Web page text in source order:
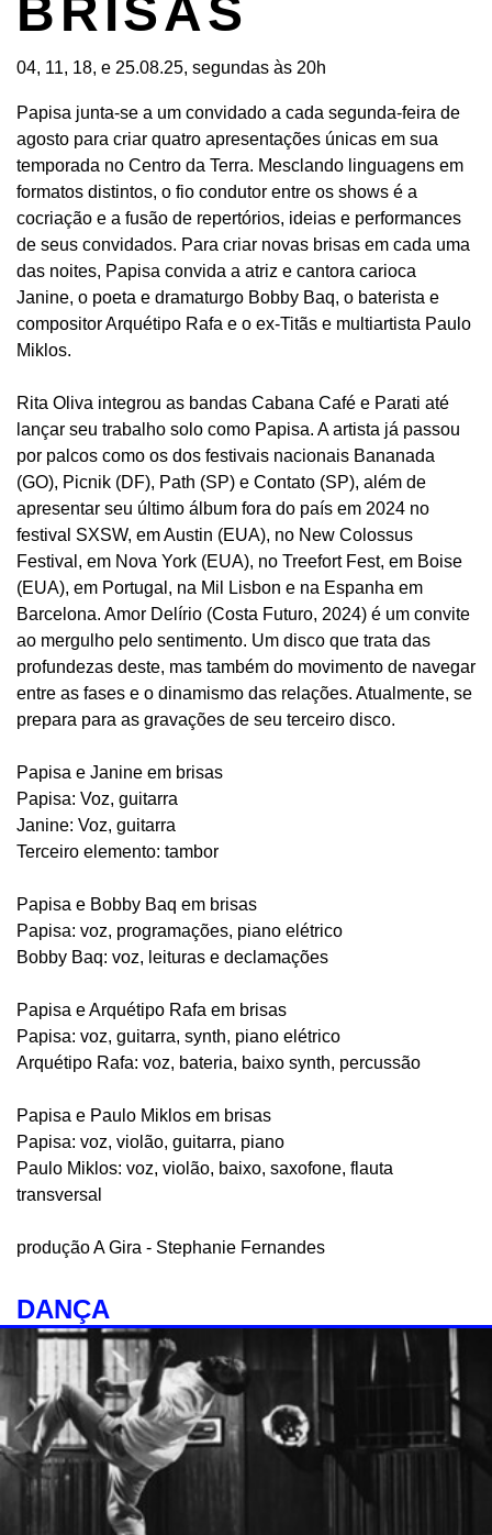
BRISAS
04, 11, 18, e 25.08.25, segundas às 20h
Papisa junta-se a um convidado a cada segunda-feira de
agosto para criar quatro apresentações únicas em sua
temporada no Centro da Terra. Mesclando linguagens em
formatos distintos, o fio condutor entre os shows é a
cocriação e a fusão de repertórios, ideias e performances
de seus convidados. Para criar novas brisas em cada uma
das noites, Papisa convida a atriz e cantora carioca
Janine, o poeta e dramaturgo Bobby Baq, o baterista e
compositor Arquétipo Rafa e o ex-Titãs e multiartista Paulo
Miklos.
Rita Oliva integrou as bandas Cabana Café e Parati até
lançar seu trabalho solo como Papisa. A artista já passou
por palcos como os dos festivais nacionais Bananada
(GO), Picnik (DF), Path (SP) e Contato (SP), além de
apresentar seu último álbum fora do país em 2024 no
festival SXSW, em Austin (EUA), no New Colossus
Festival, em Nova York (EUA), no Treefort Fest, em Boise
(EUA), em Portugal, na Mil Lisbon e na Espanha em
Barcelona. Amor Delírio (Costa Futuro, 2024) é um convite
ao mergulho pelo sentimento. Um disco que trata das
profundezas deste, mas também do movimento de navegar
entre as fases e o dinamismo das relações. Atualmente, se
prepara para as gravações de seu terceiro disco.
Papisa e Janine em brisas
Papisa: Voz, guitarra
Janine: Voz, guitarra
Terceiro elemento: tambor
Papisa e Bobby Baq em brisas
Papisa: voz, programações, piano elétrico
Bobby Baq: voz, leituras e declamações
Papisa e Arquétipo Rafa em brisas
Papisa: voz, guitarra, synth, piano elétrico
Arquétipo Rafa: voz, bateria, baixo synth, percussão
Papisa e Paulo Miklos em brisas
Papisa: voz, violão, guitarra, piano
Paulo Miklos: voz, violão, baixo, saxofone, flauta
transversal
produção A Gira - Stephanie Fernandes
DANÇA